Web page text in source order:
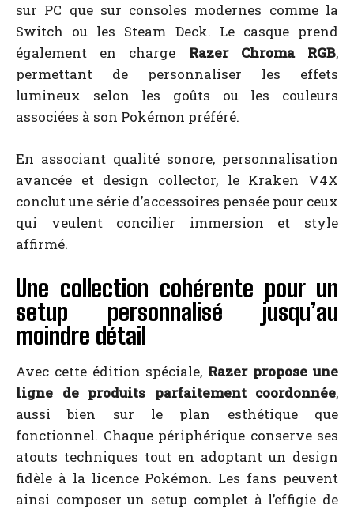
sur PC que sur consoles modernes comme la
Switch ou les Steam Deck. Le casque prend
également en charge Razer Chroma RGB,
permettant de personnaliser les effets
lumineux selon les goûts ou les couleurs
associées à son Pokémon préféré.
En associant qualité sonore, personnalisation
avancée et design collector, le Kraken V4X
conclut une série d’accessoires pensée pour ceux
qui veulent concilier immersion et style
affirmé.
Une collection cohérente pour un
setup personnalisé jusqu’au
moindre détail
Avec cette édition spéciale, Razer propose une
ligne de produits parfaitement coordonnée,
aussi bien sur le plan esthétique que
fonctionnel. Chaque périphérique conserve ses
atouts techniques tout en adoptant un design
fidèle à la licence Pokémon. Les fans peuvent
ainsi composer un setup complet à l’effigie de